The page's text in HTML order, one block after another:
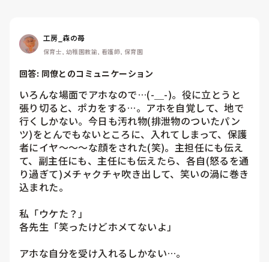
工房_森の苺
保育士, 幼稚園教諭, 看護師, 保育園
回答: 同僚とのコミュニケーション
いろんな場面でアホなので…(-＿-)。役に立とうと
張り切ると、ポカをする…。アホを自覚して、地で
行くしかない。今日も汚れ物(排泄物のついたパン
ツ)をとんでもないところに、入れてしまって、保護
者にイヤ〜〜〜な顔をされた(笑)。主担任にも伝え
て、副主任にも、主任にも伝えたら、各自(怒るを通
り過ぎて)メチャクチャ吹き出して、笑いの渦に巻き
込まれた。
私「ウケた？」
各先生「笑ったけどホメてないよ」
アホな自分を受け入れるしかない…。